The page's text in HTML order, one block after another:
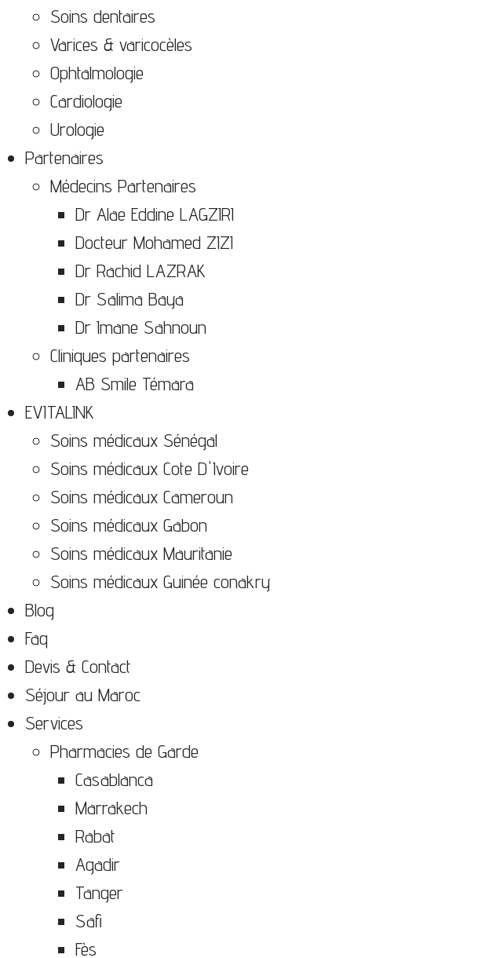
Soins dentaires
Varices & varicocèles
Ophtalmologie
Cardiologie
Urologie
Partenaires
Médecins Partenaires
Dr Alae Eddine LAGZIRI
Docteur Mohamed ZIZI
Dr Rachid LAZRAK
Dr Salima Baya
Dr Imane Sahnoun
Cliniques partenaires
AB Smile Témara
EVITALINK
Soins médicaux Sénégal
Soins médicaux Cote D'Ivoire
Soins médicaux Cameroun
Soins médicaux Gabon
Soins médicaux Mauritanie
Soins médicaux Guinée conakry
Blog
Faq
Devis & Contact
Séjour au Maroc
Services
Pharmacies de Garde
Casablanca
Marrakech
Rabat
Agadir
Tanger
Safi
Fès